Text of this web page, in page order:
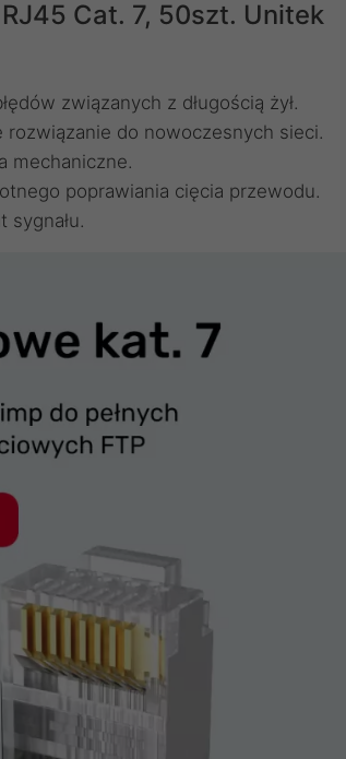
Cat. 7, 50szt. Unitek
związanych z długością żył.
rozwiązanie do nowoczesnych sieci.
mechaniczne.
poprawiania cięcia przewodu.
sygnału.